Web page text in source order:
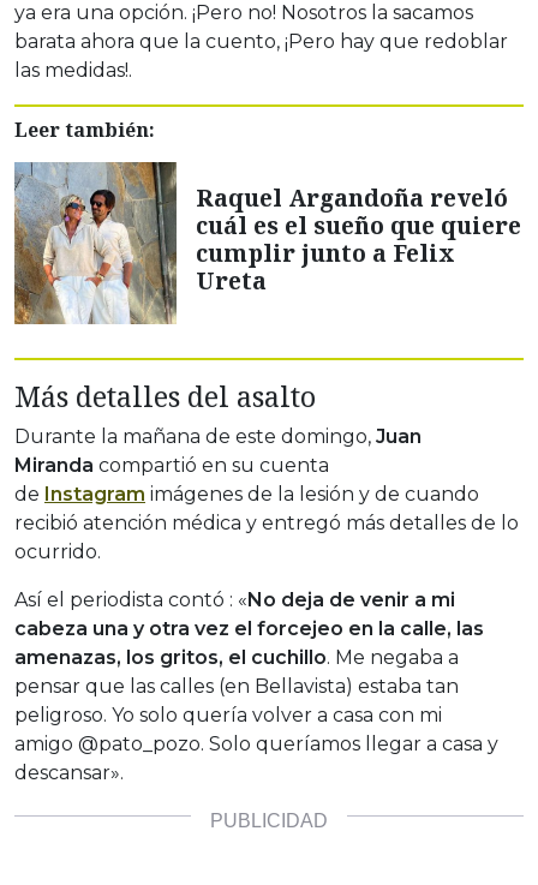
ya era una opción. ¡Pero no! Nosotros la sacamos
barata ahora que la cuento, ¡Pero hay que redoblar
las medidas!.
Leer también:
Raquel Argandoña reveló
cuál es el sueño que quiere
cumplir junto a Felix
Ureta
Más detalles del asalto
Durante la mañana de este domingo, Juan
Miranda compartió en su cuenta
de Instagram imágenes de la lesión y de cuando
recibió atención médica y entregó más detalles de lo
ocurrido.
Así el periodista contó : «No deja de venir a mi
cabeza una y otra vez el forcejeo en la calle, las
amenazas, los gritos, el cuchillo. Me negaba a
pensar que las calles (en Bellavista) estaba tan
peligroso. Yo solo quería volver a casa con mi
amigo @pato_pozo. Solo queríamos llegar a casa y
descansar».